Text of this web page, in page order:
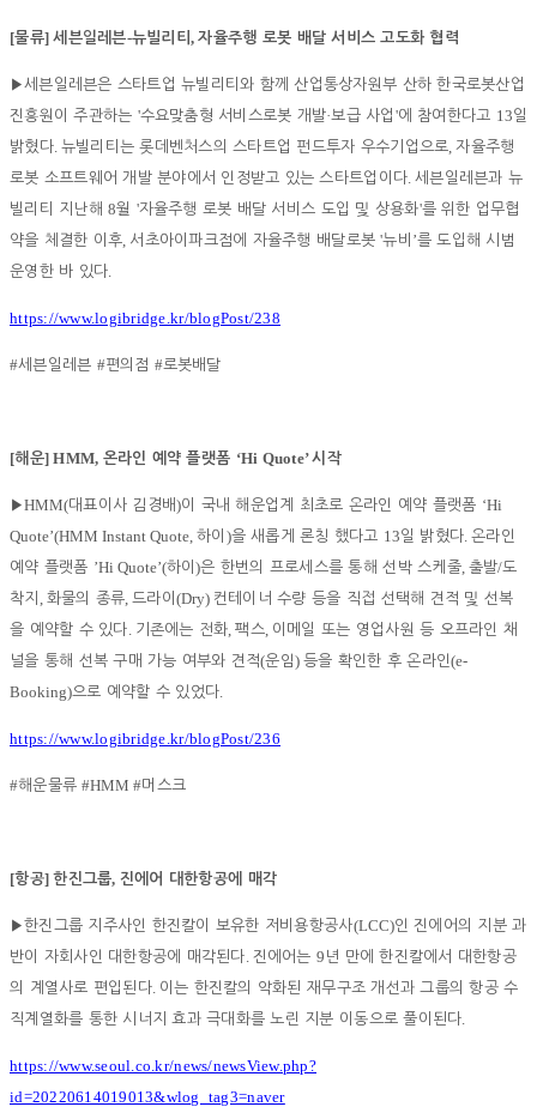
[물류]세븐일레븐-뉴빌리티 ,자율주행 로봇 배달 서비스 고도화 협력
▶세븐일레븐은 스타트업 뉴빌리티와 함께 산업통상자원부 산하 한국로봇산업
진흥원이 주관하는 '수요맞춤형 서비스로봇 개발·보급 사업 '에 참여한다고 13일
밝혔다. 뉴빌리티는 롯데벤처스의 스타트업 펀드투자 우수기업으로,자율주행
로봇 소프트웨어 개발 분야에서 인정받고 있는 스타트업이다.세븐일레븐과 뉴
빌리티 지난해8월 '자율주행 로봇 배달 서비스 도입 및 상용화'를 위한 업무협
약을 체결한 이후, 서초아이파크점에 자율주행 배달로봇'뉴비 ’를 도입해 시범
운영한 바 있다.
https://www.logibridge.kr/blogPost/238
#세븐일레븐 #편의점 #로봇배달
[해운] HMM, 온라인 예약 플랫폼 ‘Hi Quote’시작
▶HMM(대표이사 김경배)이 국내 해운업계 최초로 온라인 예약 플랫폼 ‘Hi
Quote’(HMM Instant Quote, 하이 )을 새롭게 론칭 했다고 13일 밝혔다.온라인
예약 플랫폼 ’Hi Quote’(하이)은 한번의 프로세스를 통해 선박 스케줄, 출발/도
착지 , 화물의 종류,드라이 (Dry) 컨테이너 수량 등을 직접 선택해 견적 및 선복
을 예약할 수 있다. 기존에는 전화,팩스, 이메일 또는 영업사원 등 오프라인 채
널을 통해 선복 구매 가능 여부와 견적(운임) 등을 확인한 후 온라인(e-
Booking)으로 예약할 수 있었다.
https://www.logibridge.kr/blogPost/236
#해운물류#HMM #머스크
[항공]한진그룹, 진에어 대한항공에 매각
▶한진그룹 지주사인 한진칼이 보유한 저비용항공사(LCC)인 진에어의 지분 과
반이 자회사인 대한항공에 매각된다. 진에어는 9 년 만에 한진칼에서 대한항공
의 계열사로 편입된다. 이는 한진칼의 악화된 재무구조 개선과 그룹의 항공 수
직계열화를 통한 시너지 효과 극대화를 노린 지분 이동으로 풀이된다.
https://www.seoul.co.kr/news/newsView.php?
id=20220614019013&wlog_tag3=naver